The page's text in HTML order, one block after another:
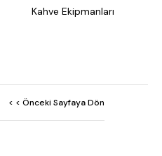
Kahve Ekipmanları
< < Önceki Sayfaya Dön